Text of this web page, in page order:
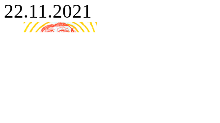
22.11.2021